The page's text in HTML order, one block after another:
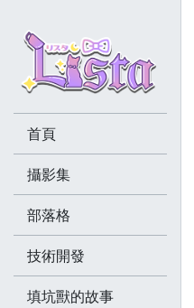
首頁
攝影集
部落格
技術開發
填坑獸的故事